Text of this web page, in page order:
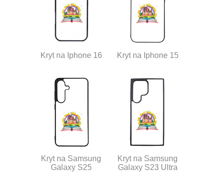
Kryt na Iphone 16 Kryt na Iphone 15
Kryt na Samsung
Galaxy S25
Kryt na Samsung
Galaxy S23 Ultra